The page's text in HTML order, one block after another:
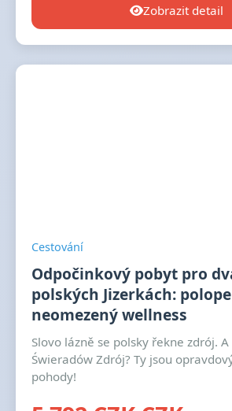
Zobrazit detail
Cestování
Odpočinkový pobyt pro
polských Jizerkách:
neomezený wellness
Slovo lázně se polsky řekne zdrój. A
Świeradów Zdrój? Ty jsou
pohody!